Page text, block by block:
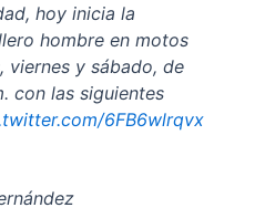
hoy inicia la
hombre en motos
viernes y sábado, de
con las siguientes
6FB6wlrqvx